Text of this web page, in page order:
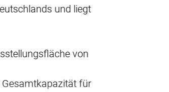
und liegt
von
Gesamtkapazität für